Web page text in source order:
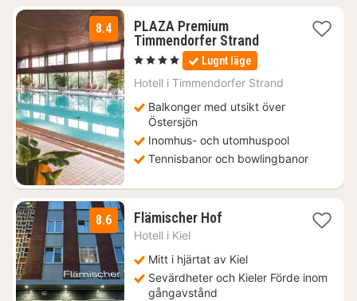
8.4
PLAZA Premium
Timmendorfer Strand1
2031
, 4 Stjärnor Lugnt läge
Hotell i Timmendorfer Strand
Balkonger med utsikt över
Östersjön
Inomhus- och utomhuspool
Tennisbanor och bowlingbanor
8.6 Flämischer Hof1
869
kr.
Hotell i Kiel
Mitt i hjärtat av Kiel
Sevärdheter och Kieler Förde inom
gångavstånd